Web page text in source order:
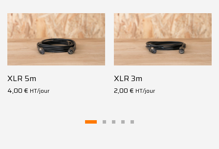
XLR 5m
4,00€ HT/jour
XLR 3m
2,00€ HT/jour